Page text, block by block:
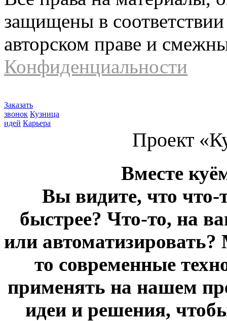
защищены в соответствии
авторском праве и
Конфиденциальности
Заказать
звонок Кузница
идей Карьера
Проект
Вместе
Вы видите, что
быстрее? Что-то, на
или
то современные
применять на нашем
идеи и решения,